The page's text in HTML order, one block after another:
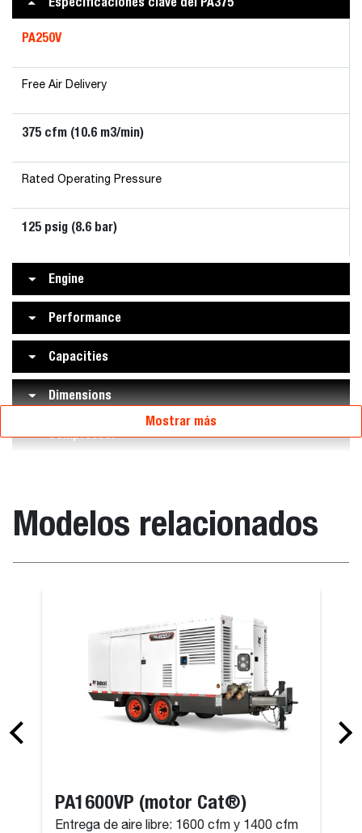
PA250V
Free Air Delivery
375 cfm (10.6 m3/min)
Rated Operating Pressure
125 psig (8.6 bar)
Engine
Performance
Capacities
Dimensions
Compressor
Mostrar más
Modelos relacionados
PA1600VP (motor Cat®)
Entrega de aire libre: 1600 cfm y 1400 cfm